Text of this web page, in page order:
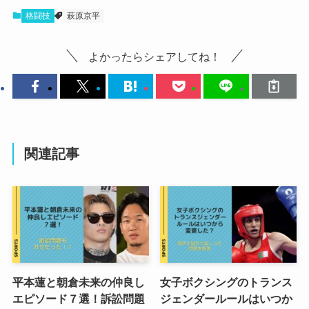
格闘技 萩原京平
よかったらシェアしてね！
関連記事
平本蓮と朝倉未来の仲良し
エピソード７選！訴訟問題
女子ボクシングのトランス
ジェンダールールはいつか